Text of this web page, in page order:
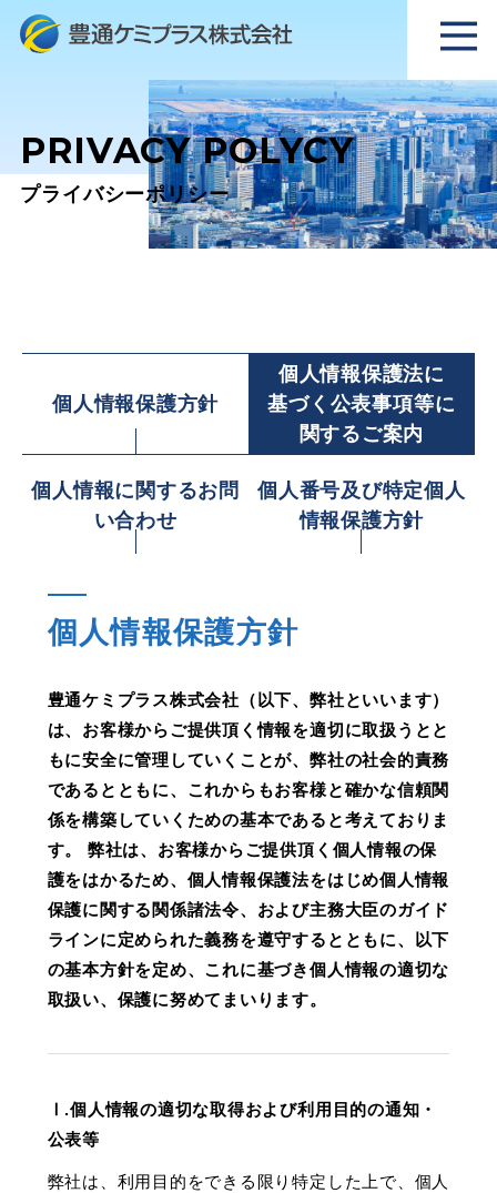
PRIVACY POLYCY
プライバシーポリシー
個人情報保護方針
個人情報保護法に
基づく公表事項等に
関するご案内
個人情報に関するお問
い合わせ
個人番号及び特定個人
情報保護方針
個人情報保護方針
豊通ケミプラス株式会社（以下、弊社といいます）
は、お客様からご提供頂く情報を適切に取扱うとと
もに安全に管理していくことが、弊社の社会的責務
であるとともに、これからもお客様と確かな信頼関
係を構築していくための基本であると考えておりま
す。 弊社は、お客様からご提供頂く個人情報の保
護をはかるため、個人情報保護法をはじめ個人情報
保護に関する関係諸法令、および主務大臣のガイド
ラインに定められた義務を遵守するとともに、以下
の基本方針を定め、これに基づき個人情報の適切な
取扱い、保護に努めてまいります。
Ⅰ.個人情報の適切な取得および利用目的の通知・
公表等
弊社は、利用目的をできる限り特定した上で、個人